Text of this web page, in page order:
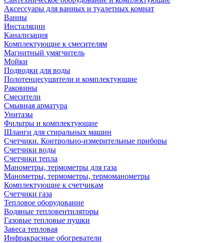
Аксессуары для ванных и туалетных комнат
Ванны
Инсталяции
Канализация
Комплектующие к смесителям
Магнитный умягчитель
Мойки
Подводки для воды
Полотенцесушители и комплектующие
Раковины
Смесители
Смывная арматура
Унитазы
Фильтры и комплектующие
Шланги для стиральных машин
Счетчики. Контрольно-измерительные приборы
Счетчики воды
Счетчики тепла
Манометры, термометры для газа
Манометры, термометры, термоманометры
Комплектующие к счетчикам
Счетчики газа
Тепловое оборудование
Водяные тепловентиляторы
Газовые тепловые пушки
Завеса тепловая
Инфракрасные обогреватели